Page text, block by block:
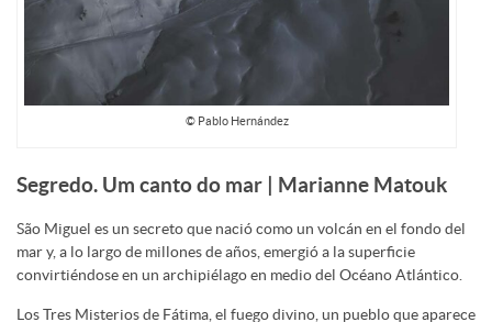
© Pablo Hernández
Segredo. Um canto do mar | Marianne Matouk
São Miguel es un secreto que nació como un volcán en el fondo del
mar y, a lo largo de millones de años, emergió a la superficie
convirtiéndose en un archipiélago en medio del Océano Atlántico.
Los Tres Misterios de Fátima, el fuego divino, un pueblo que aparece